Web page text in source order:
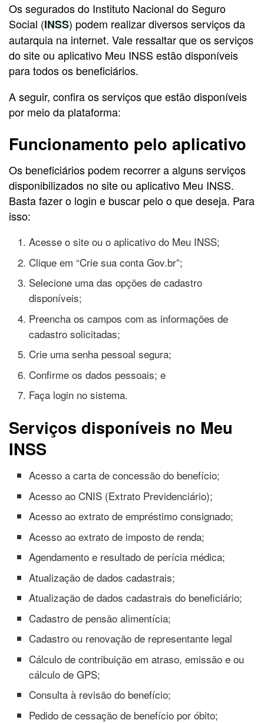
Os segurados do Instituto Nacional do Seguro
Social (INSS) podem realizar diversos serviços da
autarquia na internet. Vale ressaltar que os serviços
do site ou aplicativo Meu INSS estão disponíveis
para todos os beneficiários.
A seguir, confira os serviços que estão disponíveis
por meio da plataforma:
Funcionamento pelo aplicativo
Os beneficiários podem recorrer a alguns serviços
disponibilizados no site ou aplicativo Meu INSS.
Basta fazer o login e buscar pelo o que deseja. Para
isso:
Acesse o site ou o aplicativo do Meu INSS;
Clique em “Crie sua conta Gov.br”;
Selecione uma das opções de cadastro
disponíveis;
Preencha os campos com as informações de
cadastro solicitadas;
Crie uma senha pessoal segura;
Confirme os dados pessoais; e
Faça login no sistema.
Serviços disponíveis no Meu
INSS
Acesso a carta de concessão do benefício;
Acesso ao CNIS (Extrato Previdenciário);
Acesso ao extrato de empréstimo consignado;
Acesso ao extrato de imposto de renda;
Agendamento e resultado de perícia médica;
Atualização de dados cadastrais;
Atualização de dados cadastrais do beneficiário;
Cadastro de pensão alimentícia;
Cadastro ou renovação de representante legal
Cálculo de contribuição em atraso, emissão e ou
cálculo de GPS;
Consulta à revisão do benefício;
Pedido de cessação de benefício por óbito;